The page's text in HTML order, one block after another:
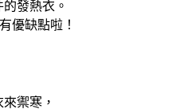
發熱衣。
優缺點啦！
禦寒，